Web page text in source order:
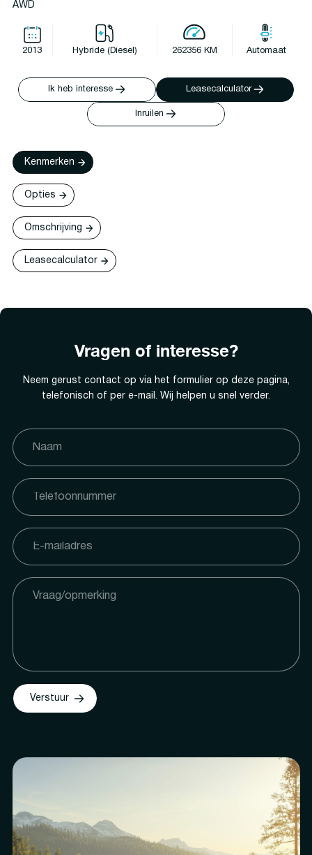
AWD
2013 Hybride (Diesel) 262356 KM Automaat
Ik heb interesse Leasecalculator
Inruilen
Kenmerken
Opties
Omschrijving
Leasecalculator
Vragen of interesse?
Neem gerust contact op via het formulier op deze pagina,
telefonisch of per e-mail. Wij helpen u snel verder.
Verstuur